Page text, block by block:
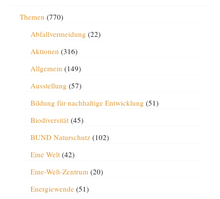
Themen (770)
Abfallvermeidung (22)
Aktionen (316)
Allgemein (149)
Ausstellung (57)
Bildung für nachhaltige Entwicklung (51)
Biodiversität(45)
BUND Naturschutz(102)
Eine Welt(42)
Eine-Welt-Zentrum(20)
Energiewende(51)